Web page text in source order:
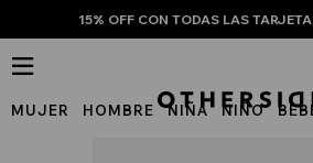
15% OFF CON TODAS LAS
MUJER HOMBRE NIÑA NIÑO
